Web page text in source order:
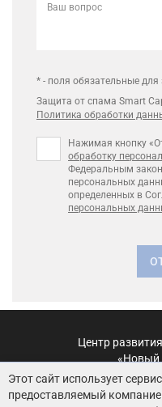
Ваш вопрос
* - поля обязательные для
Защита от спама Smart
Политика обработки
Нажимая кнопку
обработку
Федеральным
персональных
определенных в
персональных
Центр
«Новый
Этот сайт использует
предоставляемый